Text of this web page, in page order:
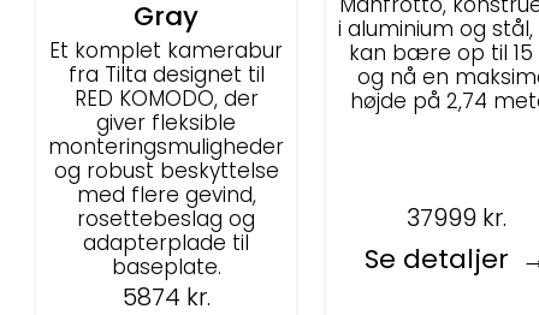
Gray
Et komplet kamerabur
fra Tilta designet til
RED KOMODO, der
giver fleksible
monteringsmuligheder
og robust beskyttelse
med flere gevind,
rosettebeslag og
adapterplade til
baseplate.
5874 kr.
i aluminium og
kan bære op til 15
og nå en
højde på 2,74
37999 kr.
Se detaljer